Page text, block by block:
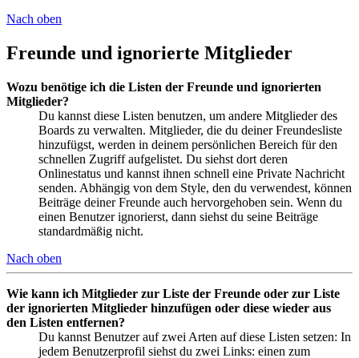
Nach oben
Freunde und ignorierte Mitglieder
Wozu benötige ich die Listen der Freunde und ignorierten
Mitglieder?
Du kannst diese Listen benutzen, um andere Mitglieder des
Boards zu verwalten. Mitglieder, die du deiner Freundesliste
hinzufügst, werden in deinem persönlichen Bereich für den
schnellen Zugriff aufgelistet. Du siehst dort deren
Onlinestatus und kannst ihnen schnell eine Private Nachricht
senden. Abhängig von dem Style, den du verwendest, können
Beiträge deiner Freunde auch hervorgehoben sein. Wenn du
einen Benutzer ignorierst, dann siehst du seine Beiträge
standardmäßig nicht.
Nach oben
Wie kann ich Mitglieder zur Liste der Freunde oder zur Liste
der ignorierten Mitglieder hinzufügen oder diese wieder aus
den Listen entfernen?
Du kannst Benutzer auf zwei Arten auf diese Listen setzen: In
jedem Benutzerprofil siehst du zwei Links: einen zum